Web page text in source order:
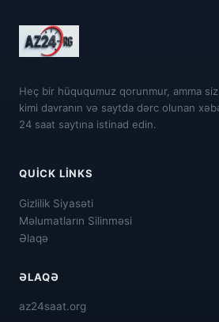
Heç bir hüququmuz qorunmur, amma
kimi davranın və saytda dərc olunan
24 saat saytına istinad edin.
QUICK LINKS
Gizlilik Siyasəti
Məlumatların Silinməsi
Əlaqə
ƏLAQƏ
az24saat.org